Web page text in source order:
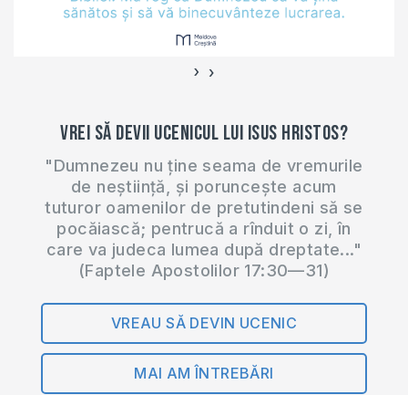
articolele publicate
în presă se pare că…
‹ ›
Vrei să devii ucenicul lui Isus Hristos?
"Dumnezeu nu ține seama de vremurile
de neștiință, și poruncește acum
tuturor oamenilor de pretutindeni să se
pocăiască; pentrucă a rînduit o zi, în
care va judeca lumea după dreptate..."
(Faptele Apostolilor 17:30—31)
VREAU SĂ DEVIN UCENIC
MAI AM ÎNTREBĂRI